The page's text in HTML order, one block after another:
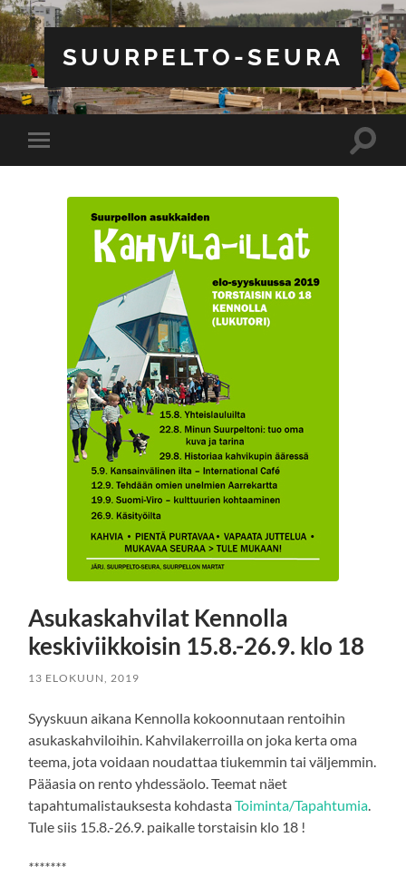
SUURPELTO-SEURA
Toggle
mobile
Toggle
Asukaskahvilat Kennolla
keskiviikkoisin 15.8.-26.9. klo 18
13 ELOKUUN, 2019
Syyskuun aikana Kennolla kokoonnutaan rentoihin
asukaskahviloihin. Kahvilakerroilla on joka kerta oma
teema, jota voidaan noudattaa tiukemmin tai väljemmin.
Pääasia on rento yhdessäolo. Teemat näet
tapahtumalistauksesta kohdastaToiminta/Tapahtumia
Tule siis 15.8.-26.9. paikalle torstaisin klo 18 !
*******